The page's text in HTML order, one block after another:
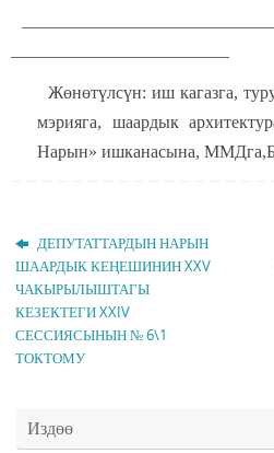
Жөнөтүлсүн: иш кагазга,
мэрияга, шаардык
Нарын» ишканасына,
ДЕПУТАТТАРДЫН НАРЫН
ШААРДЫК КЕҢЕШИНИН XXV
ЧАКЫРЫЛЫШТАГЫ
КЕЗЕКТЕГИ XXIV
СЕССИЯСЫНЫН № 6\1
ТОКТОМУ
Издөө